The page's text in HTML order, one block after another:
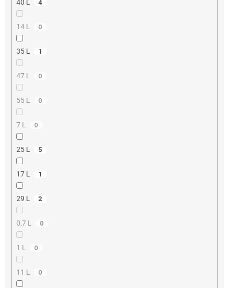
40 L 4
14 L 0
35 L 1
47 L 0
55 L 0
7 L 0
25 L 5
17 L 1
29 L 2
0,7 L 0
1 L 0
11 L 0